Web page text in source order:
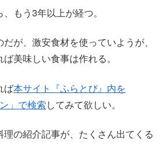
もう3年以上が経つ。
が、激安食材を使っていようが、
美味しい食事は作れる。
ば本サイト『ふらとぴ』内を
」で検索してみて欲しい。
の紹介記事が、たくさん出てくる